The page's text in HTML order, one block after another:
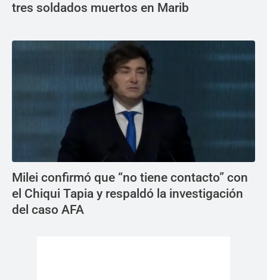
tres soldados muertos en Marib
Milei confirmó que “no tiene contacto” con
el Chiqui Tapia y respaldó la investigación
del caso AFA